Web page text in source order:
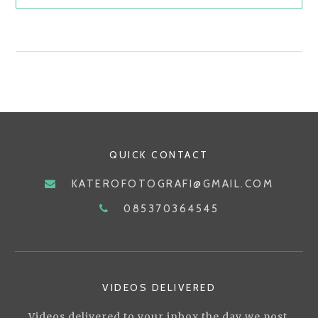
TERAPI:
QUICK CONTACT
KATEROFOTOGRAFI@GMAIL.COM
085370364545
VIDEOS DELIVERED